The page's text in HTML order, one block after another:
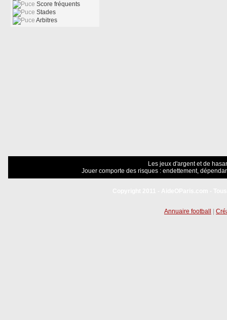
Score fréquents
Stades
Arbitres
Les jeux d'argent et de
Jouer comporte des risques : endettement,
Annuaire football